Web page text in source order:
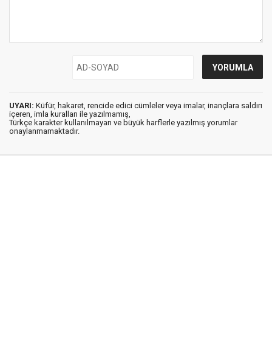
UYARI: Küfür, hakaret, rencide edici cümleler veya imalar, inançlara saldırı
içeren, imla kuralları ile yazılmamış,
Türkçe karakter kullanılmayan ve büyük harflerle yazılmış yorumlar
onaylanmamaktadır.